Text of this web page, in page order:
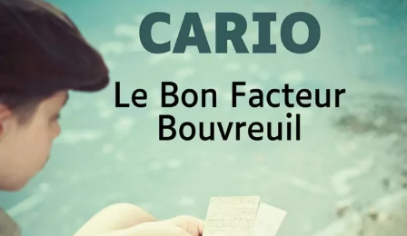
Le Bon Facteur Bouvreuil